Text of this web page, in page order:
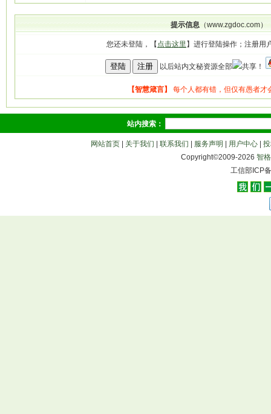
提示信息 （www.zgdoc.com）
您还未登陆，【 点击这里 】进行登陆操作；注册用
以后站内文秘资源全部 共享！
站内搜索：
网站首页 关于我们 联系我们 服务声明 用户中心
Copyright©2009-2026 智
工信部ICP